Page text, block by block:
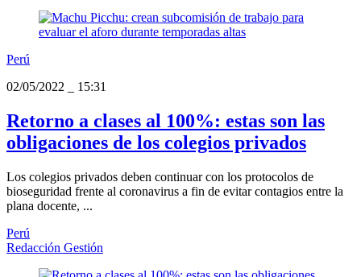
Perú
02/05/2022
15:31
Retorno a clases al 100%: estas son las
obligaciones de los colegios privados
Los colegios privados deben continuar con los protocolos de
bioseguridad frente al coronavirus a fin de evitar contagios entre la
plana docente, ...
Perú
Redacción Gestión